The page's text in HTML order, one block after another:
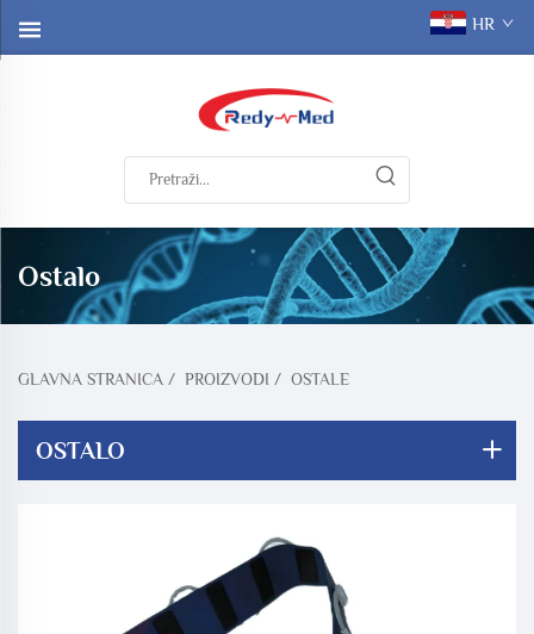
HR
Ostalo
GLAVNA STRANICA / PROIZVODI / OSTALE
OSTALO